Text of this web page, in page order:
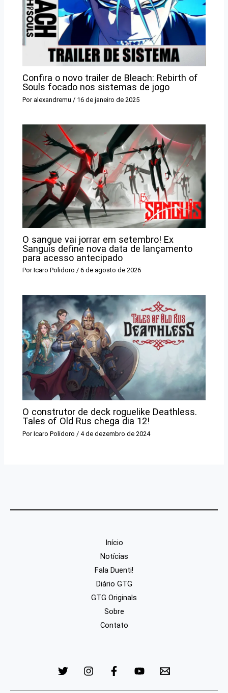
Confira o novo trailer de Bleach: Rebirth of
Souls focado nos sistemas de jogo
Por alexandremu / 16 de janeiro de 2025
O sangue vai jorrar em setembro! Ex
Sanguis define nova data de lançamento
para acesso antecipado
PorIcaro Polidoro/6 de agosto de 2026
O construtor de deck roguelike Deathless.
Tales of Old Rus chega dia 12!
PorIcaro Polidoro /4 de dezembro de 2024
Início
Notícias
Fala Duenti!
Diário GTG
GTG Originals
Sobre
Contato